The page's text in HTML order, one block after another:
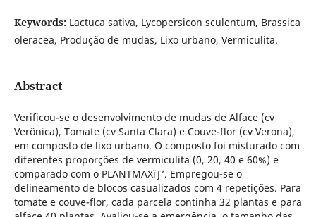
Keywords: Lactuca sativa, Lycopersicon sculentum, Brassica
oleracea, Produção de mudas, Lixo urbano, Vermiculita.
Abstract
Verificou-se o desenvolvimento de mudas de Alface (cv
Verônica), Tomate (cv Santa Clara) e Couve-flor (cv Verona),
em composto de lixo urbano. O composto foi misturado com
diferentes proporções de vermiculita (0, 20, 40 e 60%) e
comparado com o PLANTMAXïƒ’. Empregou-se o
delineamento de blocos casualizados com 4 repetições. Para
tomate e couve-flor, cada parcela continha 32 plantas e para